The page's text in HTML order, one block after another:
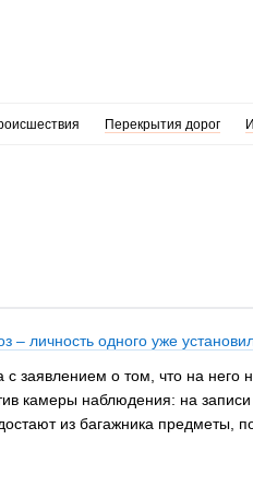
Перекрытия дорог
– личность одного уже
заявлением о том, что на
камеры наблюдения: на
из багажника